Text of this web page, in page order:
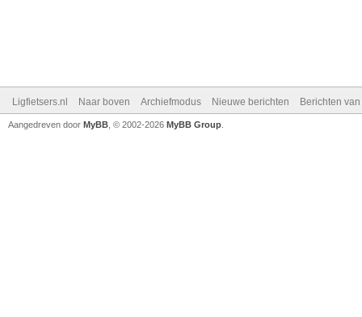
Ligfietsers.nl Naar boven Archiefmodus Nieuwe berichten Berichten
Aangedreven door MyBB , © 2002-2026 MyBB Group